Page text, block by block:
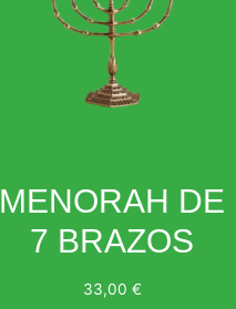
MENORAH DE
7 BRAZOS
33,00 €